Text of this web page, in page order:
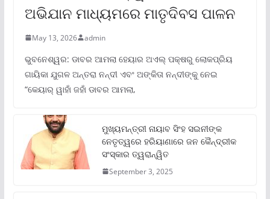
ଅଭିଯାନ ମାଧ୍ୟମରେ ମାତୃଦିବସ ପାଳନ
May 13, 2026 admin
ଭୁବନେଶ୍ୱର: ଡାବର ଆମଲା ହେୟାର ଅଏଲ୍ ପକ୍ଷରୁ ଲୋକପ୍ରିୟ
ଗାୟିକା ଯୁଗଳ ଅନ୍ତରା ନନ୍ଦୀ ଏବଂ ଅଙ୍କିତା ନନ୍ଦୀଙ୍କୁ ନେଇ
“କେୟାର୍ ୱାହାଁ ଜହାଁ ଡାବର ଆମଲା,
ମୁଖ୍ୟମନ୍ତ୍ରୀ ନାୟାବ ସିଂହ ସଇନୀଙ୍କ
ନେତୃତ୍ୱରେ ହରିୟାଣାରେ ଜନ କୈନ୍ଦ୍ରୀକ
ସଂସ୍କାର ତ୍ୱରାନ୍ୱିତ
September 3, 2025